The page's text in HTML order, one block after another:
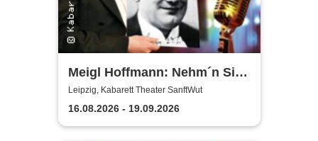
Meigl Hoffmann: Nehm´n Sie
´n Alten! - Ein Otto Reutter-
Abend
Leipzig, Kabarett Theater SanftWut
16.08.2026 - 19.09.2026